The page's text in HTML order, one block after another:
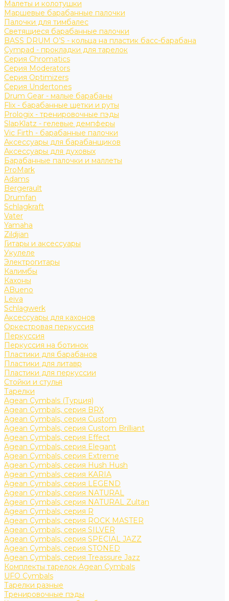
Малеты и колотушки
Маршевые барабанные палочки
Палочки для тимбалес
Светящиеся барабанные палочки
BASS DRUM O’S - кольца на пластик басс-барабана
Cympad - прокладки для тарелок
Серия Chromatics
Серия Moderators
Серия Optimizers
Серия Undertones
Drum Gear - малые барабаны
Flix - барабанные щетки и руты
Prologix - тренировочные пэды
SlapKlatz - гелевые демпферы
Vic Firth - барабанные палочки
Аксессуары для барабанщиков
Аксессуары для духовых
Барабанные палочки и маллеты
ProMark
Adams
Bergerault
Drumfan
Schlagkraft
Vater
Yamaha
Zildjian
Гитары и аксессуары
Укулеле
Электрогитары
Калимбы
Кахоны
ABueno
Leiva
Schlagwerk
Аксессуары для кахонов
Оркестровая перкуссия
Перкуссия
Перкуссия на ботинок
Пластики для барабанов
Пластики для литавр
Пластики для перкуссии
Стойки и стулья
Тарелки
Agean Cymbals (Турция)
Agean Cymbals, серия BRX
Agean Cymbals, серия Custom
Agean Cymbals, серия Custom Brilliant
Agean Cymbals, серия Effect
Agean Cymbals, серия Elegant
Agean Cymbals, серия Extreme
Agean Cymbals, серия Hush Hush
Agean Cymbals, серия KARIA
Agean Cymbals, серия LEGEND
Agean Cymbals, серия NATURAL
Agean Cymbals, серия NATURAL Zultan
Agean Cymbals, серия R
Agean Cymbals, серия ROCK MASTER
Agean Cymbals, серия SILVER
Agean Cymbals, серия SPECIAL JAZZ
Agean Cymbals, серия STONED
Agean Cymbals, серия Treassure Jazz
Комплекты тарелок Agean Cymbals
UFO Cymbals
Тарелки разные
Тренировочные пэды